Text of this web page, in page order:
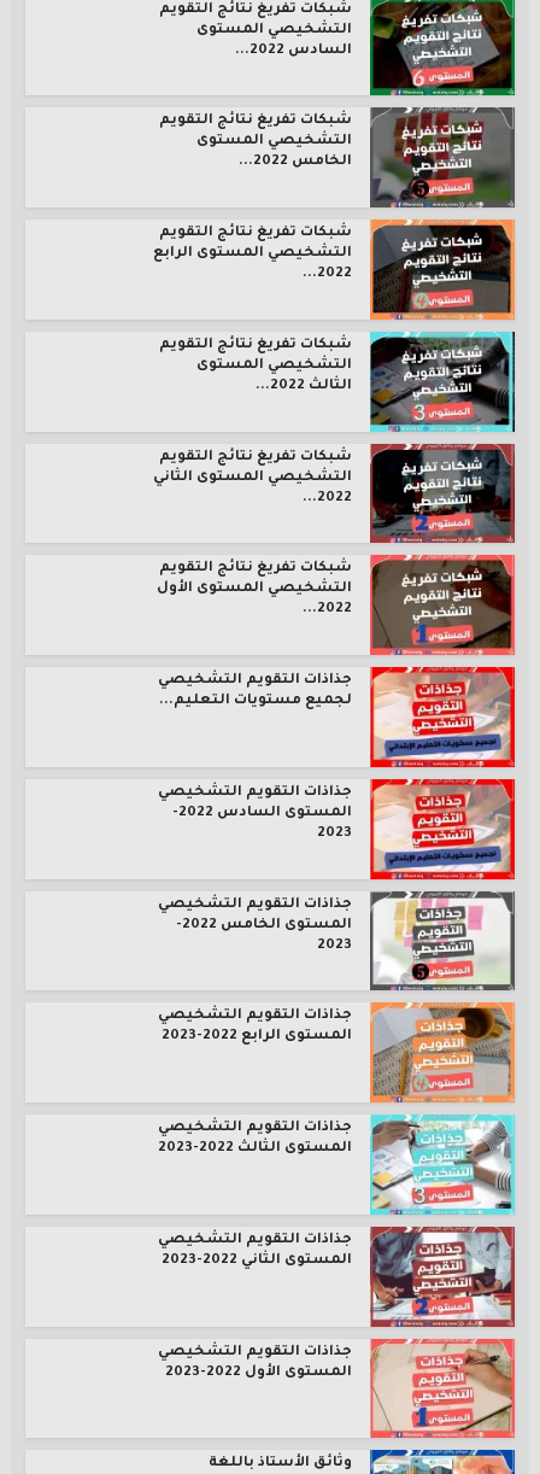
شبكات تفريغ نتائج التقويم
التشخيصي المستوى
السادس 2022...
شبكات تفريغ نتائج التقويم
التشخيصي المستوى
الخامس 2022...
شبكات تفريغ نتائج التقويم
التشخيصي المستوى الرابع
2022...
شبكات تفريغ نتائج التقويم
التشخيصي المستوى
الثالث 2022...
شبكات تفريغ نتائج التقويم
التشخيصي المستوى الثاني
2022...
شبكات تفريغ نتائج التقويم
التشخيصي المستوى الأول
2022...
جذاذات التقويم التشخيصي
لجميع مستويات التعليم...
جذاذات التقويم التشخيصي
المستوى السادس 2022-
2023
جذاذات التقويم التشخيصي
المستوى الخامس 2022-
2023
جذاذات التقويم التشخيصي
المستوى الرابع 2022-2023
جذاذات التقويم التشخيصي
المستوى الثالث 2022-2023
جذاذات التقويم التشخيصي
المستوى الثاني 2022-2023
جذاذات التقويم التشخيصي
المستوى الأول 2022-2023
وثائق الأستاذ باللغة